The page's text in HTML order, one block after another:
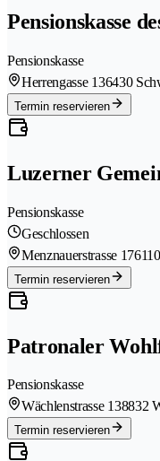
Pensionskasse
Pensionskasse
Herrengasse 136430
Termin reservieren
Luzerner
Pensionskasse
Geschlossen
Menznauerstrasse 17
Termin reservieren
Patronaler
Pensionskasse
Wächlenstrasse 138832
Termin reservieren